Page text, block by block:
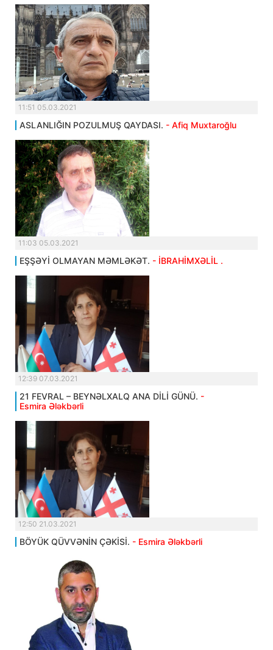
11:51 05.03.2021
ASLANLIĞIN POZULMUŞ QAYDASI. - Afiq Muxtaroğlu
11:03 05.03.2021
EŞŞƏYİ OLMAYAN MƏMLƏKƏT. - İBRAHİMXƏLİL .
12:39 07.03.2021
21 FEVRAL – BEYNƏLXALQ ANA DİLİ GÜNÜ. -
Esmira Ələkbərli
12:50 21.03.2021
BÖYÜK QÜVVƏNİN ÇƏKİSİ. - Esmira Ələkbərli